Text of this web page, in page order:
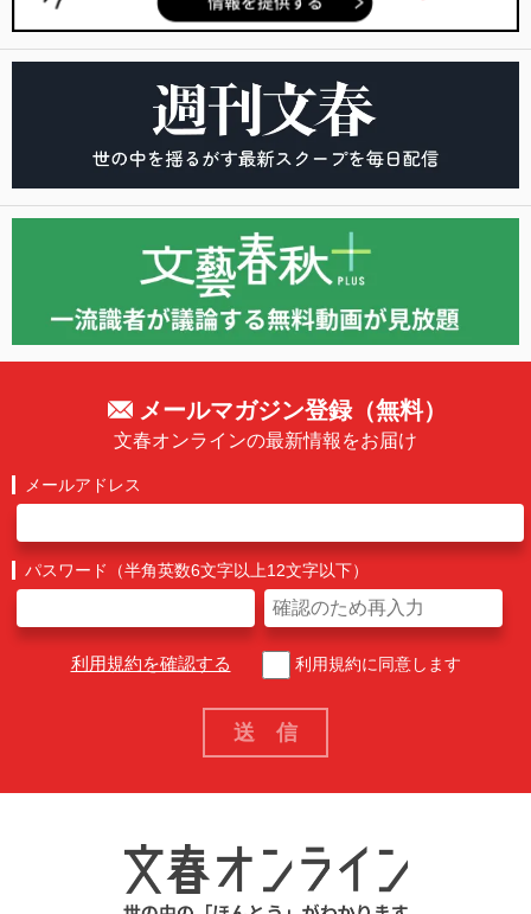
メールマガジン登録（無料）
文春オンラインの最新情報をお届け
メールアドレス
パスワード（半角英数6文字以上12文字以下）
利用規約を確認する 利用規約に同意します